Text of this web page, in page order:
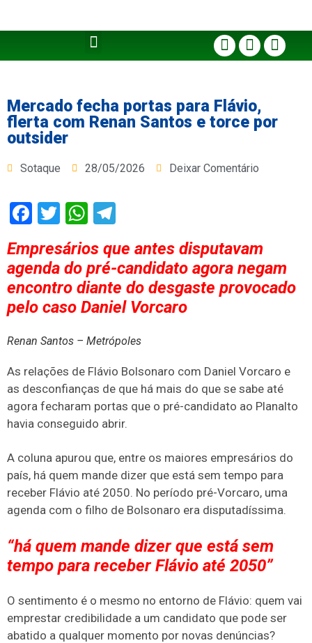
Mercado fecha portas para Flávio,
flerta com Renan Santos e torce por
outsider
Sotaque 28/05/2026 Deixar Comentário
Facebook
TwitterWhatsApp
Empresários que antes disputavam
agenda do pré-candidato agora negam
encontro diante do desgaste provocado
pelo caso Daniel Vorcaro
Renan Santos – Metrópoles
As relações de Flávio Bolsonaro com Daniel Vorcaro e
as desconfianças de que há mais do que se sabe até
agora fecharam portas que o pré-candidato ao Planalto
havia conseguido abrir.
A coluna apurou que, entre os maiores empresários do
país, há quem mande dizer que está sem tempo para
receber Flávio até 2050. No período pré-Vorcaro, uma
agenda com o filho de Bolsonaro era disputadíssima.
“há quem mande dizer que está sem
tempo para receber Flávio até 2050”
O sentimento é o mesmo no entorno de Flávio: quem vai
emprestar credibilidade a um candidato que pode ser
abatido a qualquer momento por novas denúncias?